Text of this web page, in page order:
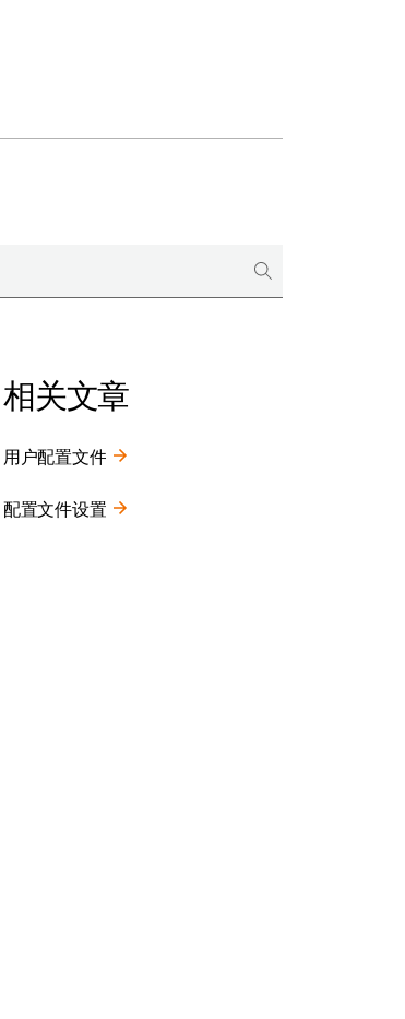
相关文章
用户配置文件
配置文件设置